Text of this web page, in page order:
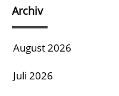
Archiv
August 2026
Juli 2026